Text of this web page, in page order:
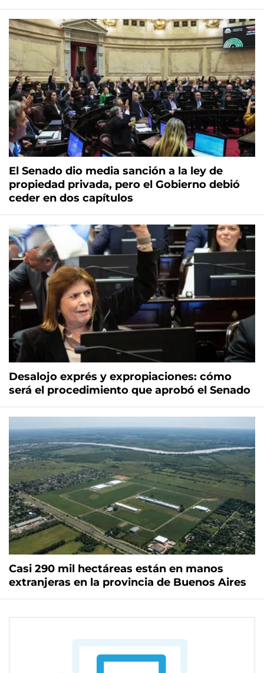
El Senado dio media sanción a la ley de
propiedad privada, pero el Gobierno debió
ceder en dos capítulos
Desalojo exprés y expropiaciones: cómo
será el procedimiento que aprobó el Senado
Casi 290 mil hectáreas están en manos
extranjeras en la provincia de Buenos Aires